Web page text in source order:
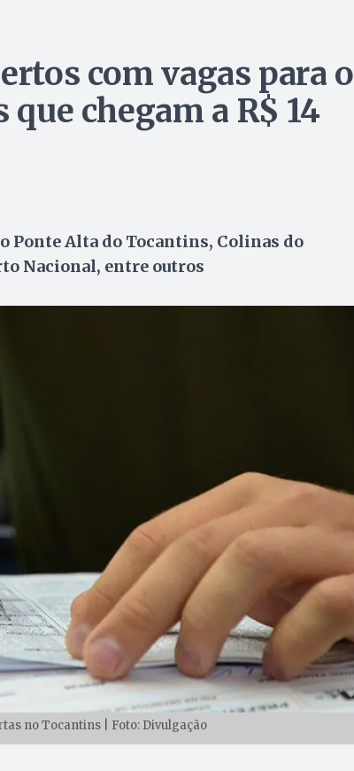
com vagas para o
chegam a R$ 14
Ponte Alta do Tocantins, Colinas do
Nacional, entre outros
no Tocantins | Foto: Divulgação